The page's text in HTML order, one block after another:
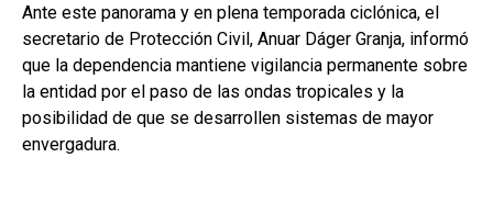
Ante este panorama y en plena temporada ciclónica, el
secretario de Protección Civil, Anuar Dáger Granja, informó
que la dependencia mantiene vigilancia permanente sobre
la entidad por el paso de las ondas tropicales y la
posibilidad de que se desarrollen sistemas de mayor
envergadura.